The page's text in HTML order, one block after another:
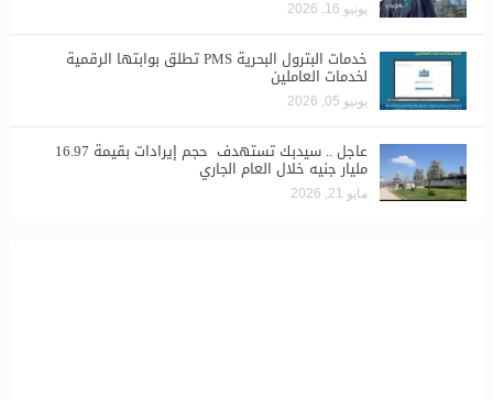
يونيو 16, 2026
خدمات البترول البحرية PMS تطلق بوابتها الرقمية
لخدمات العاملين
يونيو 05, 2026
عاجل .. سيدبك تستهدف حجم إيرادات بقيمة 16.97
مليار جنيه خلال العام الجاري
مايو 21, 2026